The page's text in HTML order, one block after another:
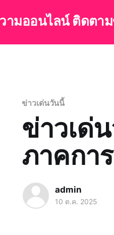
ามออนไลน์ ติดตา
ข่าวเด่นวันนี้
ข่าวเด่
ภาคกา
admin
10 ต.ค. 2025